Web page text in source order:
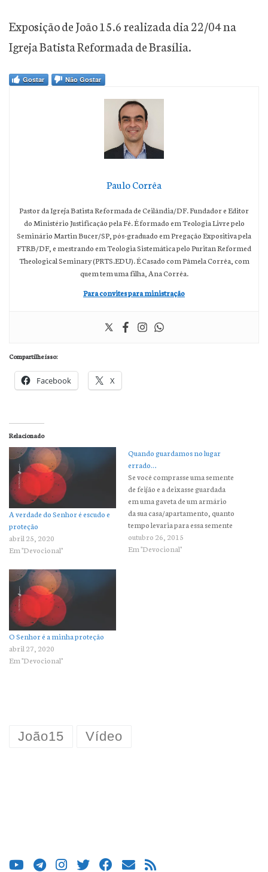
Exposição de João 15.6 realizada dia 22/04 na
Igreja Batista Reformada de Brasília.
Gostar Não Gostar
Paulo Corrêa
Pastor da Igreja Batista Reformada de Ceilândia/DF. Fundador e Editor
do Ministério Justificação pela Fé. É formado em Teologia Livre pelo
Seminário Martin Bucer/SP, pós-graduado em Pregação Expositiva pela
FTRB/DF, e mestrando em Teologia Sistemática pelo Puritan Reformed
Theological Seminary (PRTS.EDU). É Casado com Pâmela Corrêa, com
quem tem uma filha, Ana Corrêa.
Para convites para ministração
Compartilhe isso:
Facebook X
Relacionado
A verdade do Senhor é escudo e
proteção
abril 25, 2020
Em "Devocional"
Quando guardamos no lugar
errado…
Se você comprasse uma semente
de feijão e a deixasse guardada
em uma gaveta de um armário
da sua casa/apartamento, quanto
tempo levaria para essa semente
produzir feijão? Resposta:
nunca! Por que? Porque uma
outubro 26, 2015
Em "Devocional"
O Senhor é a minha proteção
abril 27, 2020
Em "Devocional"
João15 Vídeo